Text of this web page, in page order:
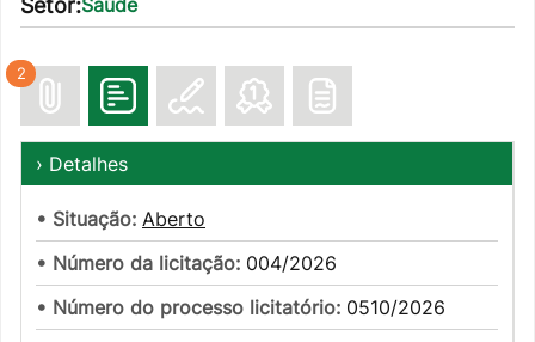
Setor:Saúde
2
› Detalhes
• Situação: Aberto
• Número da licitação: 004/2026
• Número do processo licitatório: 0510/2026